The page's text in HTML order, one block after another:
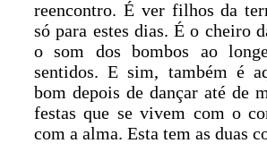
reencontro. É ver filhos da
só para estes dias. É o cheiro
o som dos bombos ao
sentidos. E sim, também é
bom depois de dançar até de
festas que se vivem com o
com a alma. Esta tem as duas